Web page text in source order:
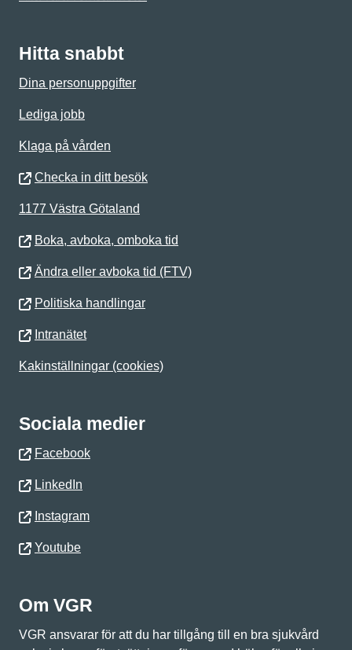
Hitta snabbt
Dina personuppgifter
Lediga jobb
Klaga på vården
Checka in ditt besök
1177 Västra Götaland
Boka, avboka, omboka tid
Ändra eller avboka tid (FTV)
Politiska handlingar
Intranätet
Kakinställningar (cookies)
Sociala medier
Facebook
LinkedIn
Instagram
Youtube
Om VGR
VGR ansvarar för att du har tillgång till en bra sjukvård